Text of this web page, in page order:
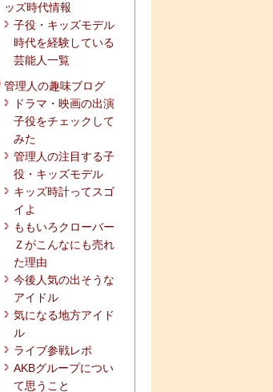
ッズ時代情報
子役・キッズモデル
時代を経験している
芸能人一覧
管理人の趣味ブログ
ドラマ・映画の出演
子役をチェックして
みた
管理人の注目する子
役・キッズモデル
キッズ時計ってスゴ
イよ
ももいろクローバー
Ｚがこんなにも売れ
た理由
今後人気の出そうな
アイドル
気になる地方アイド
ル
ライブ参戦レポ
AKBグループについ
て思うこと